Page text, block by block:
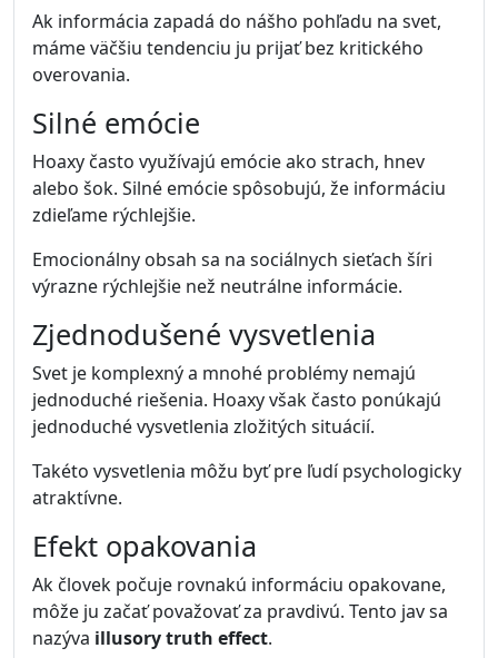
Ak informácia zapadá do nášho pohľadu na svet,
máme väčšiu tendenciu ju prijať bez kritického
overovania.
Silné emócie
Hoaxy často využívajú emócie ako strach, hnev
alebo šok. Silné emócie spôsobujú, že informáciu
zdieľame rýchlejšie.
Emocionálny obsah sa na sociálnych sieťach šíri
výrazne rýchlejšie než neutrálne informácie.
Zjednodušené vysvetlenia
Svet je komplexný a mnohé problémy nemajú
jednoduché riešenia. Hoaxy však často ponúkajú
jednoduché vysvetlenia zložitých situácií.
Takéto vysvetlenia môžu byť pre ľudí psychologicky
atraktívne.
Efekt opakovania
Ak človek počuje rovnakú informáciu opakovane,
môže ju začať považovať za pravdivú. Tento jav sa
nazýva illusory truth effect.